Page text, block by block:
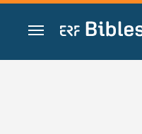
Zum Inhalt springen